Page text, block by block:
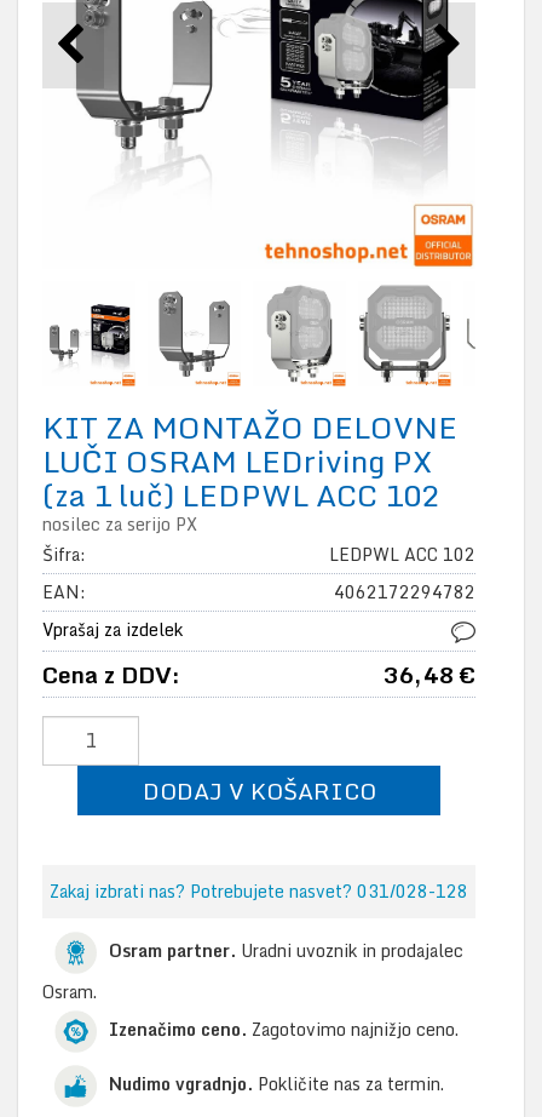
KIT ZA MONTAŽO DELOVNE
LUČI OSRAM LEDriving PX
(za 1 luč) LEDPWL ACC 102
nosilec za serijo PX
Šifra:
LEDPWL ACC 102
EAN:
4062172294782
Vprašaj za izdelek
Cena z DDV: 36,48 €
DODAJ V KOŠARICO
Zakaj izbrati nas? Potrebujete nasvet? 031/028-128
Osram partner. Uradni uvoznik in prodajalec
Osram.
Izenačimo ceno. Zagotovimo najnižjo ceno.
Nudimo vgradnjo. Pokličite nas za termin.